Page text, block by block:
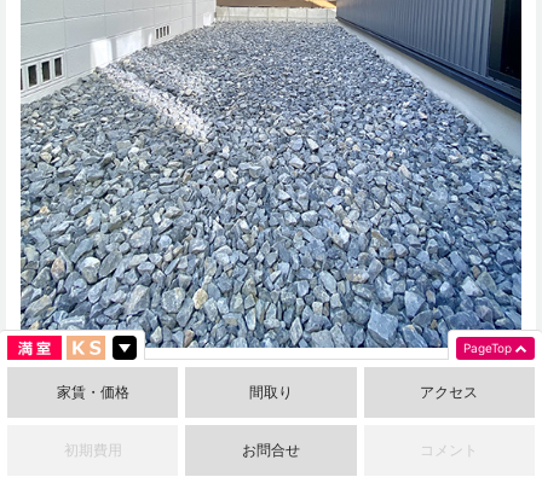
10帖大の広い専用の庭ですので、
家賃・価格 間取り アクセス
初期費用 お問合せ コメント
PageTop